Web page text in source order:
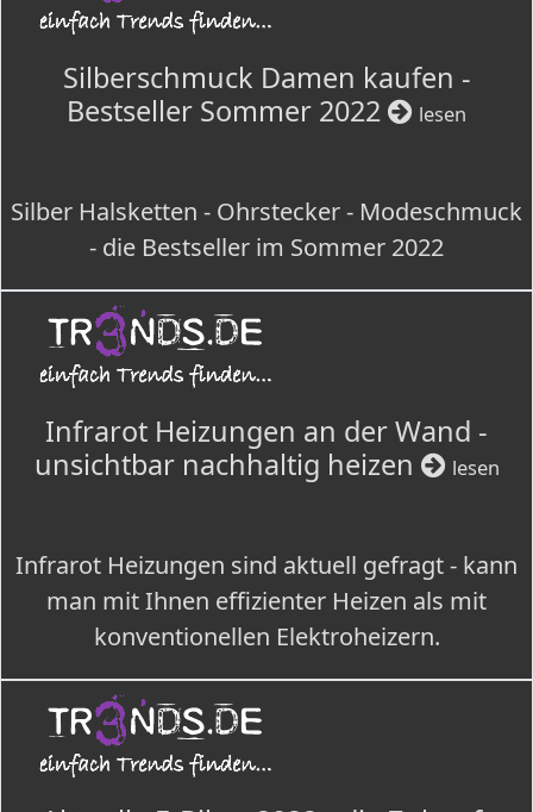
Silberschmuck Damen kaufen -
Bestseller Sommer 2022
lesen
Silber Halsketten - Ohrstecker - Modeschmuck
- die Bestseller im Sommer 2022
Infrarot Heizungen an der Wand -
unsichtbar nachhaltig heizen
lesen
Infrarot Heizungen sind aktuell gefragt - kann
man mit Ihnen effizienter Heizen als mit
konventionellen Elektroheizern.